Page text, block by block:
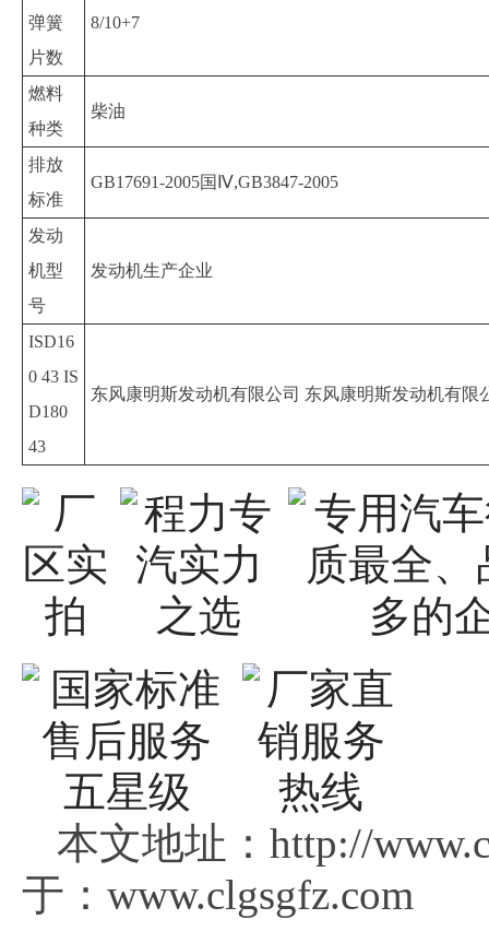
弹簧
片数
8/10+7
燃料
种类
柴油
排放
标准
GB17691-2005国Ⅳ,GB3847-2005
发动
机型
号
发动机生产企业
ISD16
0 43 IS
D180
43
东风康明斯发动机有限公司 东风康明斯发动机有限
本文地址：http://
于：www.clgsgfz.com